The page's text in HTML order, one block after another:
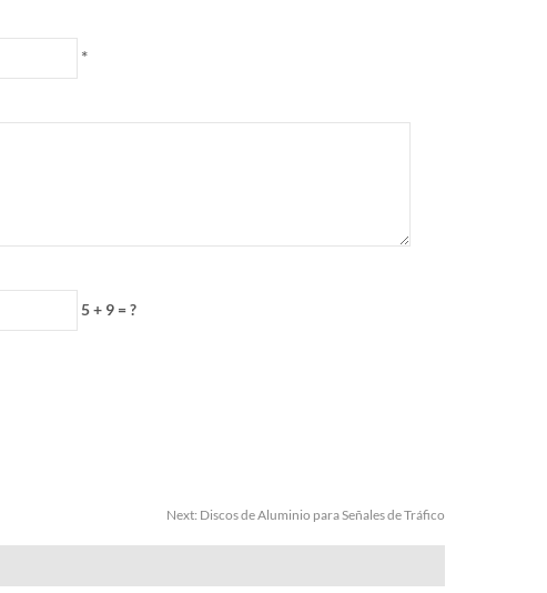
*
5 + 9 = ?
Next: Discos de Aluminio para Señales de Tráfico